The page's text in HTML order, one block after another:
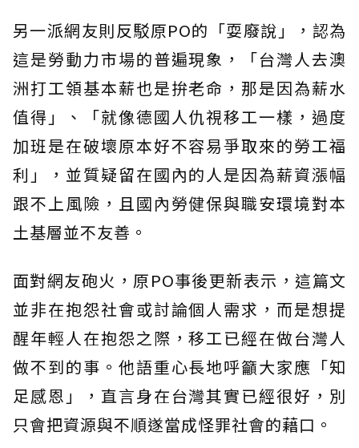
另一派網友則反駁原PO的「耍廢說」，認為
這是勞動力市場的普遍現象，「台灣人去澳
洲打工領基本薪也是拚老命，那是因為薪水
值得」、「就像德國人仇視移工一樣，過度
加班是在破壞原本好不容易爭取來的勞工福
利」，並質疑留在國內的人是因為薪資漲幅
跟不上風險，且國內勞健保與職安環境對本
土基層並不友善。
面對網友砲火，原PO事後更新表示，這篇文
並非在抱怨社會或討論個人需求，而是想提
醒年輕人在抱怨之際，移工已經在做台灣人
做不到的事。他語重心長地呼籲大家應「知
足感恩」，直言身在台灣其實已經很好，別
只會把資源與不順遂當成怪罪社會的藉口。